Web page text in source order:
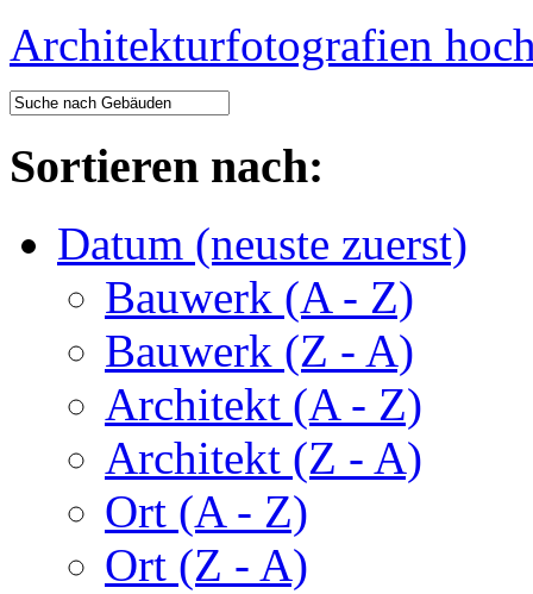
Architekturfotografien
Sortieren nach:
Datum (neuste zuerst)
Bauwerk (A - Z)
Bauwerk (Z - A)
Architekt (A - Z)
Architekt (Z - A)
Ort (A - Z)
Ort (Z - A)